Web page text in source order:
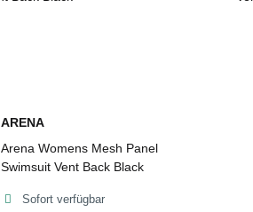
ARENA
Arena Womens Mesh Panel
Swimsuit Vent Back Black
Sofort verfügbar